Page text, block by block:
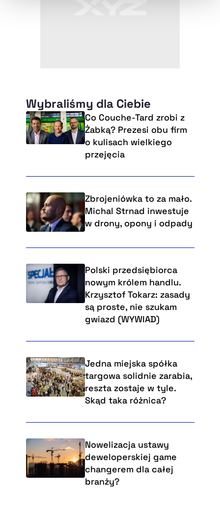
Wybraliśmy dla Ciebie
Co Couche-Tard zrobi z
Żabką? Prezesi obu firm
o kulisach wielkiego
przejęcia
Zbrojeniówka to za mało.
Michal Strnad inwestuje
w drony, opony i odpady
Polski przedsiębiorca
nowym królem handlu.
Krzysztof Tokarz: zasady
są proste, nie szukam
gwiazd (WYWIAD)
Jedna miejska spółka
targowa solidnie zarabia,
reszta zostaje w tyle.
Skąd taka różnica?
Nowelizacja ustawy
deweloperskiej game
changerem dla całej
branży?